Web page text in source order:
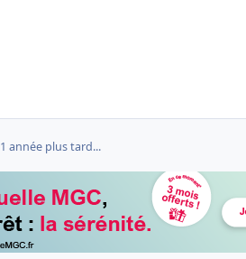
1 année plus tard...